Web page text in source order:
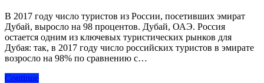
В 2017 году число туристов из России, посетивших эмират
Дубай, выросло на 98 процентов. Дубай, ОАЭ. Россия
остается одним из ключевых туристических рынков для
Дубая: так, в 2017 году число российских туристов в эмирате
возросло на 98% по сравнению с…
Continue